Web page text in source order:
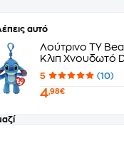
αυτό
Λούτρινο TY
Κλιπ Χνουδωτό
(8.5cm)
5 (10)
4,98€